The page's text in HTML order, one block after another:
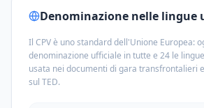
Denominazione nelle lingue
Il CPV è uno standard dell'Unione Europea:
denominazione ufficiale in tutte e 24 le
usata nei documenti di gara transfrontalieri
sul TED.